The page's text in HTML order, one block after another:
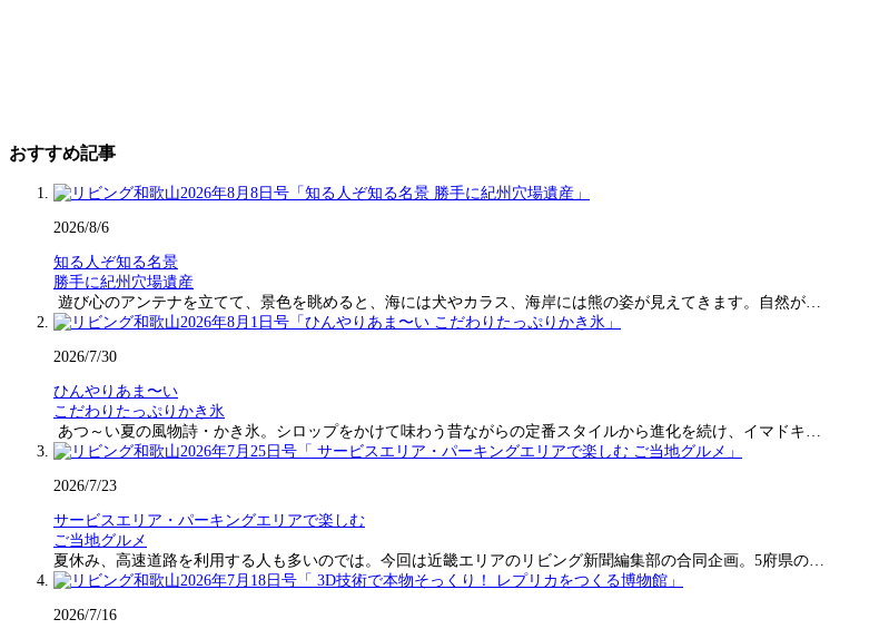
おすすめ記事
2026/8/6
知る人ぞ知る名景
勝手に紀州穴場遺産
遊び心のアンテナを立てて、景色を眺めると、海には犬やカラス、海岸には熊の姿が見えてきます。自然が…
2026/7/30
ひんやりあま〜い
こだわりたっぷりかき氷
あつ～い夏の風物詩・かき氷。シロップをかけて味わう昔ながらの定番スタイルから進化を続け、イマドキ…
2026/7/23
サービスエリア・パーキングエリアで楽しむ
ご当地グルメ
夏休み、高速道路を利用する人も多いのでは。今回は近畿エリアのリビング新聞編集部の合同企画。5府県の…
2026/7/16